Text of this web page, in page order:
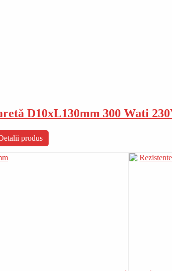
D10xL130mm 300 Wati
produs